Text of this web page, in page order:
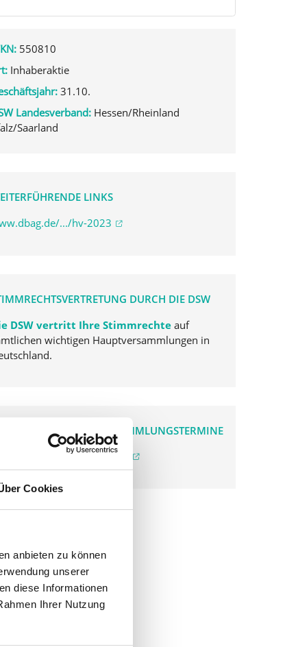
Cookies
anbieten zu können
unserer
diese Informationen
Ihrer Nutzung
550810
Inhaberaktie
31.10.
Landesverband: Hessen/Rheinland
Saarland
LINKS
.../hv-2023
DURCH DIE DSW
DSW vertritt Ihre Stimmrechte auf
wichtigen Hauptversammlungen in
HAUPTVERSAMMLUNGSTERMINE